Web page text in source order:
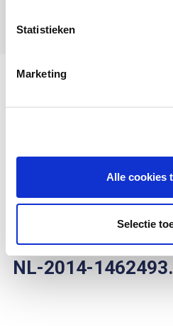
Statistieken
Marketing
Alle cookies
Selectie
View my family tree
Aristosis aCock,
You can find him
NL-2014-1462493.